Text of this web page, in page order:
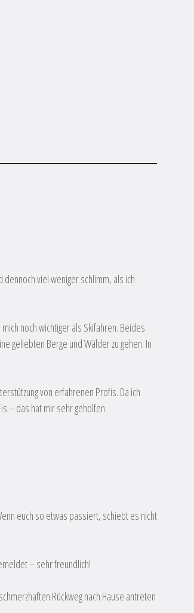
dennoch viel weniger schlimm, als ich
noch wichtiger als Skifahren. Beides
geliebten Berge und Wälder zu gehen. In
von erfahrenen Profis. Da ich
– das hat mir sehr geholfen.
euch so etwas passiert, schiebt es nicht
– sehr freundlich!
Rückweg nach Hause antreten